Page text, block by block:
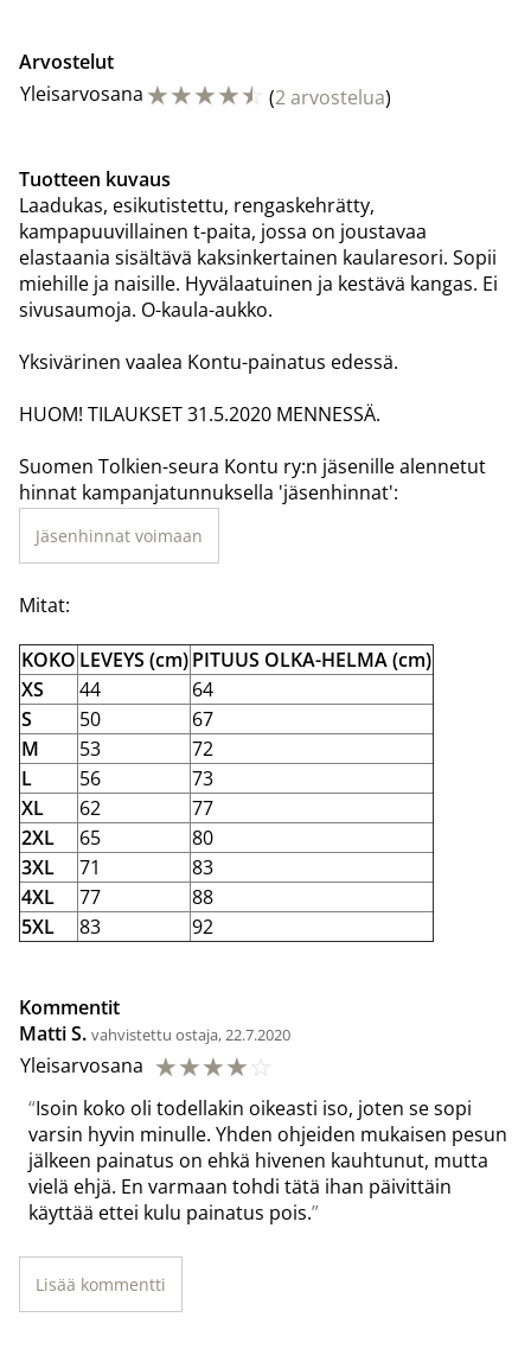
Arvostelut
Yleisarvosana ☆☆☆☆☆ (2 arvostelua)
Tuotteen kuvaus
Laadukas, esikutistettu, rengaskehrätty,
kampapuuvillainen t-paita, jossa on joustavaa
elastaania sisältävä kaksinkertainen kaularesori. Sopii
miehille ja naisille. Hyvälaatuinen ja kestävä kangas. Ei
sivusaumoja. O-kaula-aukko.
Yksivärinen vaalea Kontu-painatus edessä.
HUOM! TILAUKSET 31.5.2020 MENNESSÄ.
Suomen Tolkien-seura Kontu ry:n jäsenille alennetut
hinnat kampanjatunnuksella 'jäsenhinnat':
Jäsenhinnat voimaan
Mitat:
KOKO LEVEYS (cm)PITUUS OLKA-HELMA (cm)
XS
44
64
S
50
67
M
53
72
L
56
73
XL
62
77
2XL
65
80
3XL
71
83
4XL
77
88
5XL
83 92
Kommentit
Matti S. vahvistettu ostaja, 22.7.2020
Yleisarvosana ☆☆☆☆☆
Isoin koko oli todellakin oikeasti iso, joten se sopi
varsin hyvin minulle. Yhden ohjeiden mukaisen pesun
jälkeen painatus on ehkä hivenen kauhtunut, mutta
vielä ehjä. En varmaan tohdi tätä ihan päivittäin
käyttää ettei kulu painatus pois.
Lisää kommentti